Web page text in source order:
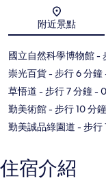
附近景點
國立自然科學博物館-
崇光百貨- 步行 6 分鐘
草悟道 - 步行 7 分鐘-
勤美術館- 步行 10 分鐘
勤美誠品綠園道 - 步行
住宿介紹